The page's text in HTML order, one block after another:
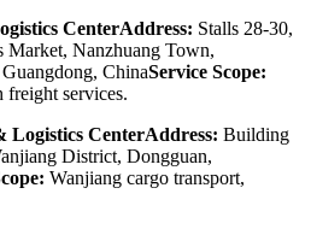
CenterAddress: Stalls 28-30,
Nanzhuang Town,
ChinaService Scope:
freight services.
Logistics CenterAddress: Building
District, Dongguan,
Wanjiang cargo transport,